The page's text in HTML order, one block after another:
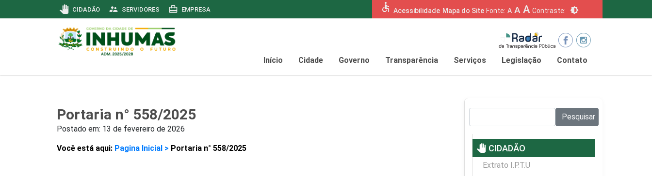
pan_tool CIDADÃO supervisor_account SERVIDORES card_travel EMPRESA accessible Acessibilidade Mapa do Site Fonte: A A A Contraste: brightness_6
Início Cidade Governo Transparência Serviços Legislação Contato
Portaria n° 558/2025
Postado em: 13 de fevereiro de 2026
Você está aqui: Pagina Inicial > Portaria n° 558/2025
Pesquisar
pan_tool CIDADÃO
Extrato I.P.T.U